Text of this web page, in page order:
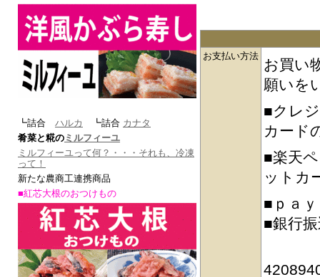
┗詰合 ハルカ ┗詰合 カナタ
肴菜と糀の ミルフィーユ
ミルフィーユって何？・・・それも、冷凍
って！
新たな農商工連携商品
■紅芯大根のおつけもの
お支払い方法
お買い
願いを
■クレ
カード
■楽天
ットカ
■ｐａ
■銀行